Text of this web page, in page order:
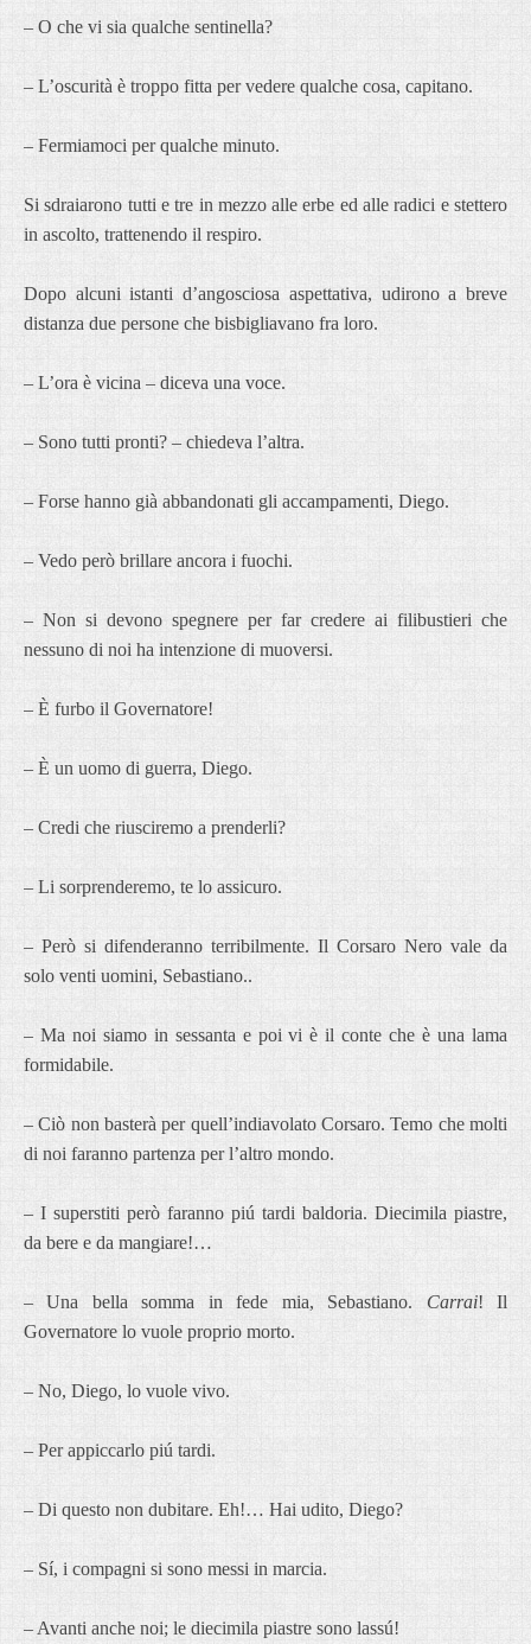
– O che vi sia qualche sentinella?
– L’oscurità è troppo fitta per vedere qualche cosa, capitano.
– Fermiamoci per qualche minuto.
Si sdraiarono tutti e tre in mezzo alle erbe ed alle radici e stettero
in ascolto, trattenendo il respiro.
Dopo alcuni istanti d’angosciosa aspettativa, udirono a breve
distanza due persone che bisbigliavano fra loro.
– L’ora è vicina – diceva una voce.
– Sono tutti pronti? – chiedeva l’altra.
– Forse hanno già abbandonati gli accampamenti, Diego.
– Vedo però brillare ancora i fuochi.
– Non si devono spegnere per far credere ai filibustieri che
nessuno di noi ha intenzione di muoversi.
– È furbo il Governatore!
– È un uomo di guerra, Diego.
– Credi che riusciremo a prenderli?
– Li sorprenderemo, te lo assicuro.
– Però si difenderanno terribilmente. Il Corsaro Nero vale da
solo venti uomini, Sebastiano..
– Ma noi siamo in sessanta e poi vi è il conte che è una lama
formidabile.
– Ciò non basterà per quell’indiavolato Corsaro. Temo che molti
di noi faranno partenza per l’altro mondo.
– I superstiti però faranno piú tardi baldoria. Diecimila piastre,
da bere e da mangiare!…
– Una bella somma in fede mia, Sebastiano. Carrai! Il
Governatore lo vuole proprio morto.
– No, Diego, lo vuole vivo.
– Per appiccarlo piú tardi.
– Di questo non dubitare. Eh!… Hai udito, Diego?
– Sí, i compagni si sono messi in marcia.
– Avanti anche noi; le diecimila piastre sono lassú!